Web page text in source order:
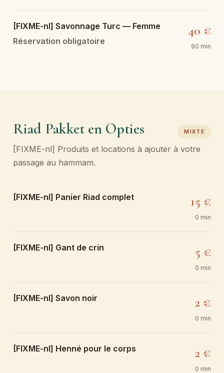
[FIXME-nl] Savonnage Turc — Femme
Réservation obligatoire
40 €
90 min
Riad Pakket en Opties MIXTE
[FIXME-nl] Produits et locations à ajouter à votre
passage au hammam.
[FIXME-nl] Panier Riad complet 15 €
0 min
[FIXME-nl] Gant de crin 5 €
0 min
[FIXME-nl] Savon noir 2 €
0 min
[FIXME-nl] Henné pour le corps 2 €
0 min